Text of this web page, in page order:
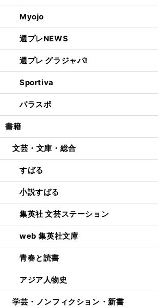
Myojo
週プレNEWS
週プレ グラジャパ!
Sportiva
パラスポ
書籍
文芸・文庫・総合
すばる
小説すばる
集英社 文芸ステーション
web 集英社文庫
青春と読書
アジア人物史
学芸・ノンフィクション・新書